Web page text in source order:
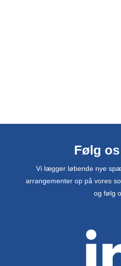
Følg
Vi lægger løbende nye
arrangementer op på vores
og følg